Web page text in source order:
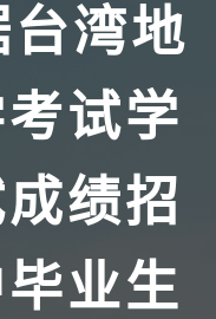
湾地
试学
绩招
业生